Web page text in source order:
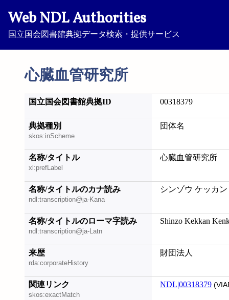
Web NDL Authorities
国立国会図書館典拠データ検索・提供サービス
心臓血管研究所
国立国会図書館典拠ID 00318379
典拠種別
skos:inScheme
団体名
名称/タイトル
xl:prefLabel
心臓血管研究所
名称/タイトルのカナ読み
ndl:transcription@ja-Kana
シンゾウ ケッカ
名称/タイトルのローマ字読み
ndl:transcription@ja-Latn
Shinzo Kekkan
来歴
rda:corporateHistory
財団法人
関連リンク
skos:exactMatch
NDL|00318379